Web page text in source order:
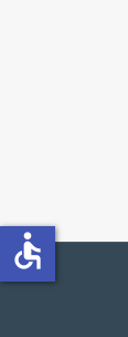
accessible